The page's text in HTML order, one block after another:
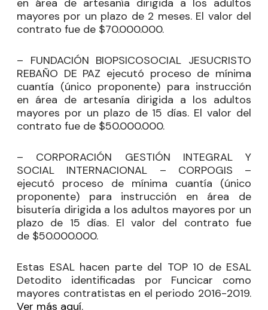
mayores por un plazo de 2 meses. El valor del
contrato fue de $70.000.000.
– FUNDACIÓN BIOPSICOSOCIAL JESUCRISTO
REBAÑO DE PAZ ejecutó proceso de mínima
cuantía (único proponente) para instrucción
en área de artesanía dirigida a los adultos
mayores por un plazo de 15 días. El valor del
contrato fue de $50.000.000.
– CORPORACIÓN GESTIÓN INTEGRAL Y
SOCIAL INTERNACIONAL – CORPOGIS –
ejecutó proceso de mínima cuantía (único
proponente) para instrucción en área de
bisutería dirigida a los adultos mayores por un
plazo de 15 días. El valor del contrato fue
de $50.000.000.
Estas ESAL hacen parte del TOP 10 de ESAL
Detodito identificadas por Funcicar como
mayores contratistas en el periodo 2016-2019.
Ver más aquí.